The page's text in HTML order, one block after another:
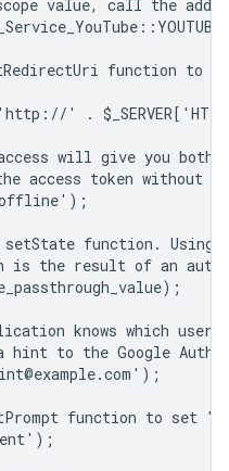
value, call the
function to
' .
will give you both
access token without
setState function.
is the result of an
knows which
hint to the Google
function to set